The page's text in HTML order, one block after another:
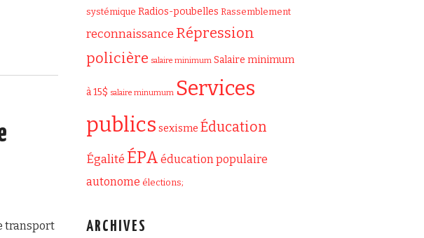
transport
systémique Radios-poubelles Rassemblement
reconnaissance Répression
policière salaire minimum Salaire minimum
à 15$ salaire minumum Services
publics sexisme Éducation
Égalité ÉPA éducation populaire
autonome élections;
ARCHIVES